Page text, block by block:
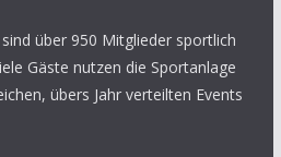
über 950 Mitglieder sportlich
Gäste nutzen die Sportanlage
übers Jahr verteilten Events